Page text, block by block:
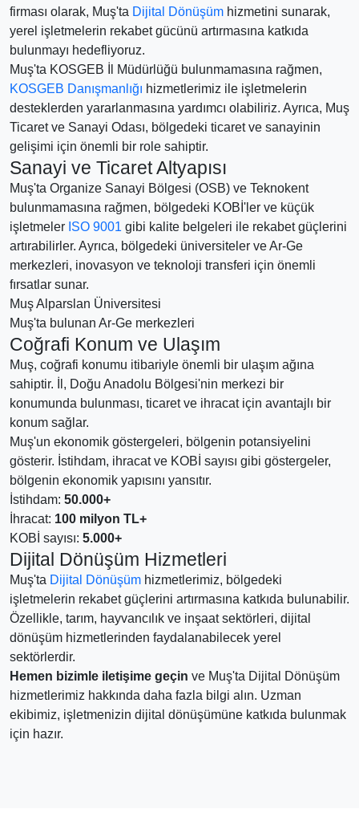
firması olarak, Muş'ta Dijital Dönüşüm hizmetini sunarak,
yerel işletmelerin rekabet gücünü artırmasına katkıda
bulunmayı hedefliyoruz.
Muş'ta KOSGEB İl Müdürlüğü bulunmamasına rağmen,
KOSGEB Danışmanlığı hizmetlerimiz ile işletmelerin
desteklerden yararlanmasına yardımcı olabiliriz. Ayrıca, Muş
Ticaret ve Sanayi Odası, bölgedeki ticaret ve sanayinin
gelişimi için önemli bir role sahiptir.
Sanayi ve Ticaret Altyapısı
Muş'ta Organize Sanayi Bölgesi (OSB) ve Teknokent
bulunmamasına rağmen, bölgedeki KOBİ'ler ve küçük
işletmeler ISO 9001 gibi kalite belgeleri ile rekabet güçlerini
artırabilirler. Ayrıca, bölgedeki üniversiteler ve Ar-Ge
merkezleri, inovasyon ve teknoloji transferi için önemli
fırsatlar sunar.
Muş Alparslan Üniversitesi
Muş'ta bulunan Ar-Ge merkezleri
Coğrafi Konum ve Ulaşım
Muş, coğrafi konumu itibariyle önemli bir ulaşım ağına
sahiptir. İl, Doğu Anadolu Bölgesi'nin merkezi bir
konumunda bulunması, ticaret ve ihracat için avantajlı bir
konum sağlar.
Muş'un ekonomik göstergeleri, bölgenin potansiyelini
gösterir. İstihdam, ihracat ve KOBİ sayısı gibi göstergeler,
bölgenin ekonomik yapısını yansıtır.
İstihdam: 50.000+
İhracat: 100 milyon TL+
KOBİ sayısı: 5.000+
Dijital Dönüşüm Hizmetleri
Muş'ta Dijital Dönüşüm hizmetlerimiz, bölgedeki
işletmelerin rekabet güçlerini artırmasına katkıda bulunabilir.
Özellikle, tarım, hayvancılık ve inşaat sektörleri, dijital
dönüşüm hizmetlerinden faydalanabilecek yerel
sektörlerdir.
Hemen bizimle iletişime geçin ve Muş'ta Dijital Dönüşüm
hizmetlerimiz hakkında daha fazla bilgi alın. Uzman
ekibimiz, işletmenizin dijital dönüşümüne katkıda bulunmak
için hazır.